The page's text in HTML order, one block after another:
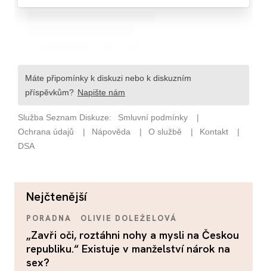
nejčtenější
PORADNA OLIVIE DOLEŽELOVÁ
„Zavři oči, roztáhni nohy a mysli na Českou
republiku.“ Existuje v manželství nárok na
sex?